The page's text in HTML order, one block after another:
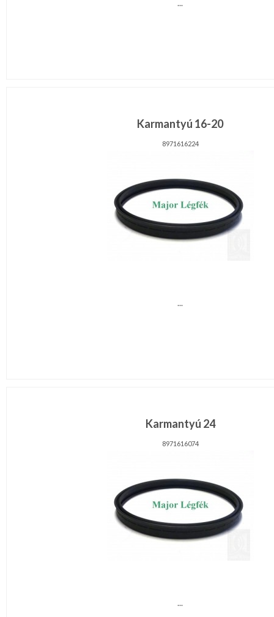
...
Karmantyú 16-20
8971616224
...
Karmantyú 24
8971616074
...